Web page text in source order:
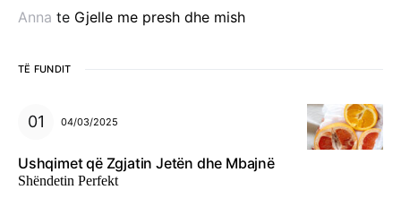
Anna te Gjelle me presh dhe mish
TË FUNDIT
04/03/2025
Ushqimet që Zgjatin Jetën dhe Mbajnë
Shëndetin Perfekt